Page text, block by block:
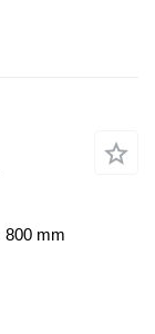
800 mm